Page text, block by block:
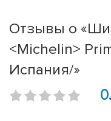
Отзывы о
<Michelin>
Испания/»